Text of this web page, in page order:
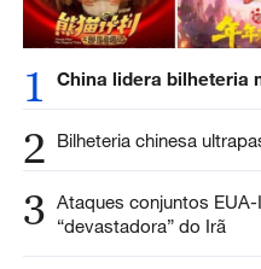
1 China lidera bilheteria
2 Bilheteria chinesa
3 Ataques conjuntos
“devastadora” do Irã